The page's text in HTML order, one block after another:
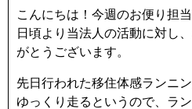
こんにちは！今週のお便り担
日頃より当法人の活動に対し
がとうございます。
先日行われた移住体感ランニン
ゆっくり走るというので、ラ